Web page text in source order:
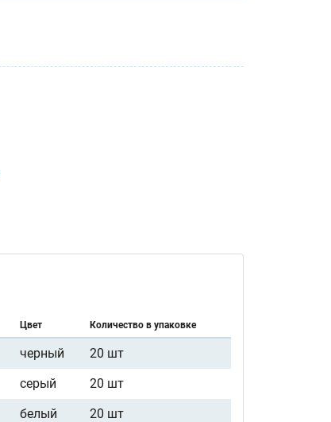
Цвет Количество в упаковке
черный
20 шт
серый
20 шт
белый 20 шт